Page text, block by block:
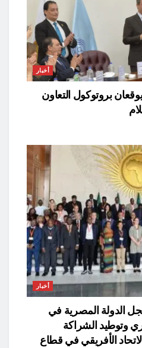
أخبار
بروتوكول التعاون
أخبار
الدولة المصرية في
وتوطيد الشراكة
الأفريقي في قطاع